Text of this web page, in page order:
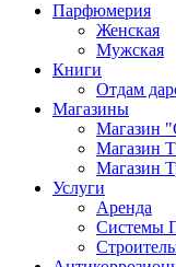
Парфюмерия
Женская
Мужская
Книги
Отдам
Магазины
Магазин
Магазин
Магазин
Услуги
Аренда
Системы